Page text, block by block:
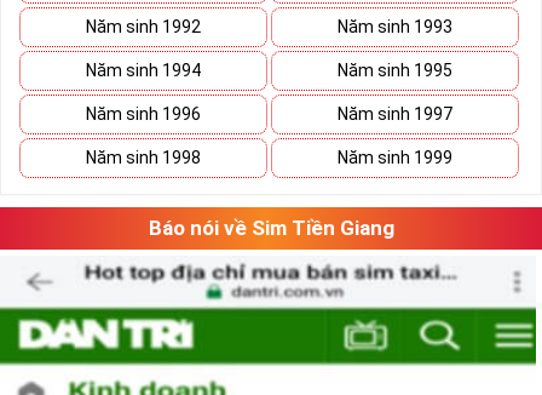
Năm sinh 1992 Năm sinh 1993
Năm sinh 1994 Năm sinh 1995
Năm sinh 1996 Năm sinh 1997
Năm sinh 1998 Năm sinh 1999
Báo nói về Sim Tiền Giang